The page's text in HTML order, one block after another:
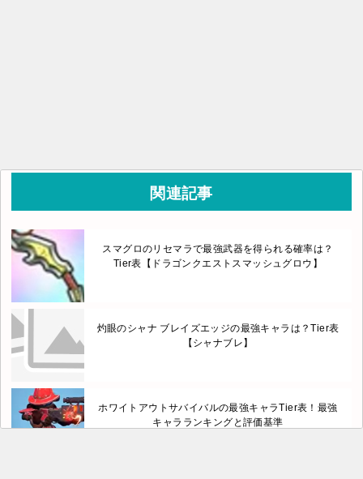
関連記事
スマグロのリセマラで最強武器を得られる確率は？
Tier表【ドラゴンクエストスマッシュグロウ】
灼眼のシャナ ブレイズエッジの最強キャラは？Tier表
【シャナブレ】
ホワイトアウトサバイバルの最強キャラTier表！最強
キャラランキングと評価基準